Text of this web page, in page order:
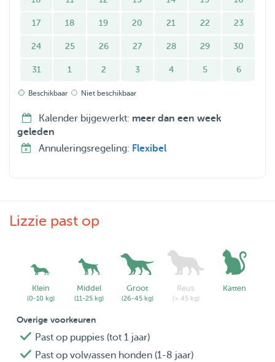
17 18 19 20 21 22 23
24 25 26 27 28 29 30
31 1 2 3 4 5 6
Beschikbaar Niet beschikbaar
Kalender bijgewerkt: meer dan een week
geleden
Annuleringsregeling: Flexibel
Lizzie past op
Klein
(0-10 kg)
Middel
(11-25 kg)
Groot
(26-45 kg)
Reus
(> 45 kg)
Katten
Overige voorkeuren
Past op puppies (tot 1 jaar)
Past op volwassen honden (1-8 jaar)